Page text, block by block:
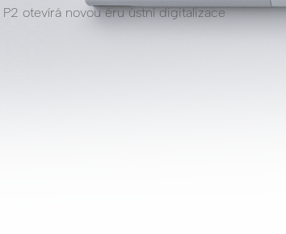
P2 otevírá novou éru ústní digitalizace